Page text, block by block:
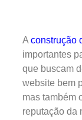
A construção
importantes
que buscam
website bem
mas também
reputação da